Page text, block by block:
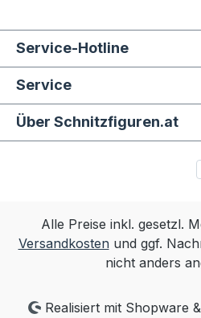
Service-Hotline
Service
Über Schnitzfiguren.at
Alle Preise inkl. gesetzl.
Versandkostenund ggf.
nicht anders
Realisiert mit Shopware